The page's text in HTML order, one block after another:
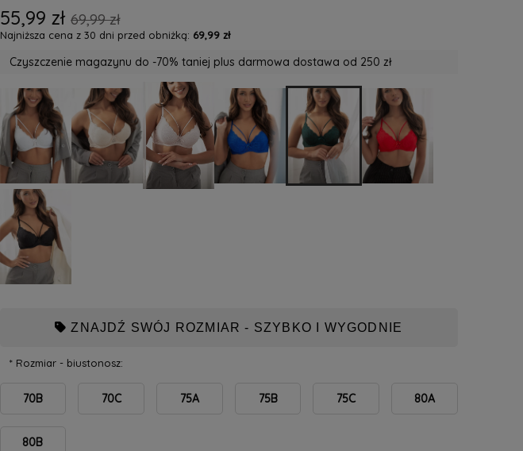
55,99 zł 69,99 zł
Najniższa cena z 30 dni przed obniżką: 69,99 zł
Czyszczenie magazynu do -70% taniej plus darmowa dostawa od 250 zł
ZNAJDŹ SWÓJ ROZMIAR - SZYBKO I WYGODNIE
*Rozmiar - biustonosz:
70B 70C 75A 75B 75C 80A
80B